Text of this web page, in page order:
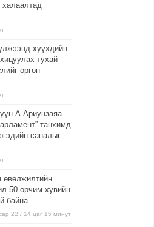
халаалтад
хүүхдийн
тухай
өргөн
А.Ариунзаяа
танхимд
саналыг
өвөлжилтийн
50 орчим хувийн
байна
22 / 14 цаг 15 минут